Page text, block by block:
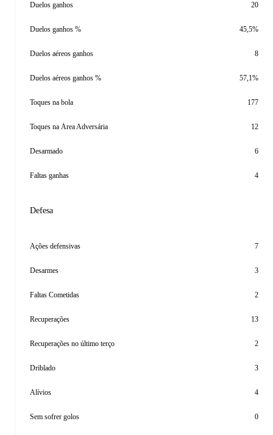
Duelos ganhos 20
Duelos ganhos % 45,5%
Duelos aéreos ganhos 8
Duelos aéreos ganhos % 57,1%
Toques na bola 177
Toques na Área Adversária 12
Desarmado 6
Faltas ganhas 4
Defesa
Ações defensivas 7
Desarmes 3
Faltas Cometidas 2
Recuperações 13
Recuperações no último terço 2
Driblado 3
Alívios 4
Sem sofrer golos 0